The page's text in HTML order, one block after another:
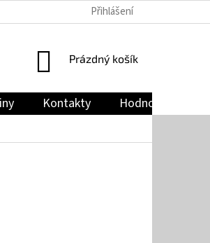
JAK NAKUPOVAT
Přihlášení
NÁKUPNÍ
Prázdný košík
Kontakty Hodnocení